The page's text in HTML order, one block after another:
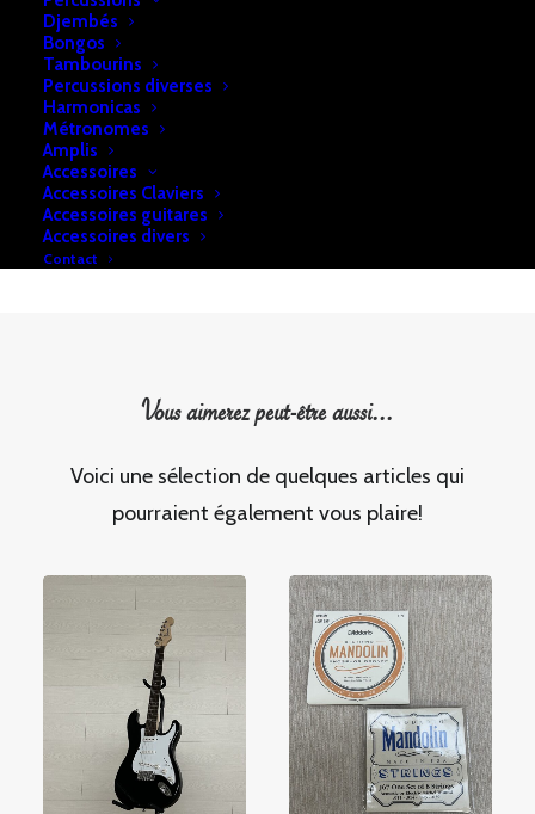
Djembés
Bongos
Tambourins
Percussions diverses
Harmonicas
Métronomes
Amplis
Accessoires
Accessoires Claviers
Accessoires guitares
Accessoires divers
Contact
INFOS
Mandoline Folk Recording King
GRK 120/SB
Vous aimerez peut-être aussi...
Voici une sélection de quelques articles qui
pourraient également vous plaire!